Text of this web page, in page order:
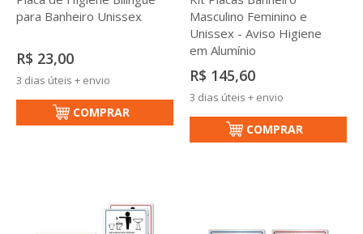
para Banheiro Unissex
R$ 23,00
3 dias úteis + envio
COMPRAR
Masculino Feminino e
Unissex - Aviso Higiene
em Alumínio
R$ 145,60
3 dias úteis + envio
COMPRAR